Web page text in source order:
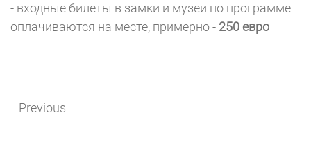
- входные билеты в замки и музеи по программе
оплачиваются на месте, примерно - 250 евро
Previous